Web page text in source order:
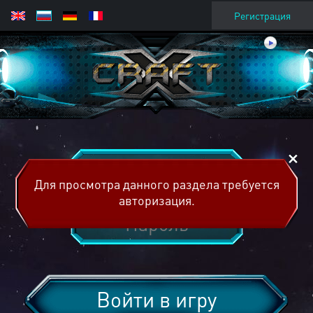
Регистрация
Войти в игру
Для просмотра данного раздела требуется
авторизация.